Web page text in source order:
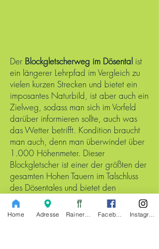
Der Blockgletscherweg im Dösental ist
ein längerer Lehrpfad im Vergleich zu
vielen kurzen Strecken und bietet ein
imposantes Naturbild, ist aber auch ein
Zielweg, sodass man sich im Vorfeld
darüber informieren sollte, auch was
das Wetter betrifft. Kondition braucht
man auch, denn man überwindet über
1.000 Höhenmeter. Dieser
Blockgletscher ist einer der größten der
gesamten Hohen Tauern im Talschluss
des Dösentales und bietet den
Besucherinnen und Besuchern mit dem
Dösener See noch einen zusätzlichen
Home Adresse